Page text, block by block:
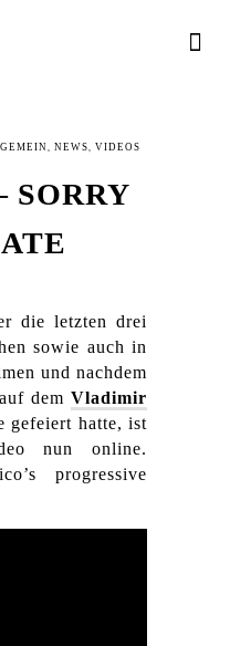
NEWS VIDEOS
SORRY
die letzten drei
sowie auch in
und nachdem
dem Vladimir
gefeiert hatte, ist
nun online.
progressive